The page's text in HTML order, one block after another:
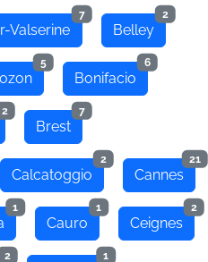
Valserine
7
Belley
2
5
Bonifacio
6
2
Brest
7
Calcatoggio
2
Cannes
21
1
Cauro
1
Ceignes
2
2 1